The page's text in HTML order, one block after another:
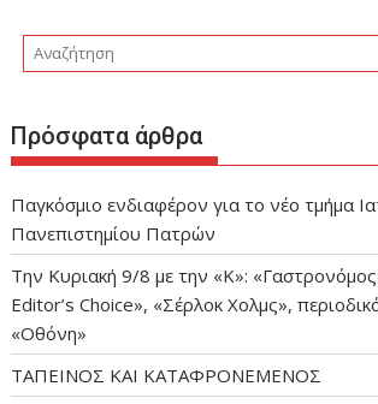
Πρόσφατα άρθρα
Παγκόσμιο ενδιαφέρον για το νέο τμήμα
Πανεπιστημίου Πατρών
Την Κυριακή 9/8 με την «Κ»:
Editor’s Choice», «Σέρλοκ Χολμς»,
«Οθόνη»
ΤΑΠΕΙΝΟΣ ΚΑΙ ΚΑΤΑΦΡΟΝΕΜΕΝΟΣ